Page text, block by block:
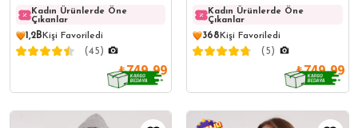
Fermuarlı Haki Dik Yaka
Sweatshirt
Kadın Ürünlerde Öne
Çıkanlar
Kadın Ürünlerde Öne
Çıkanlar
1,2B Kişi Favoriledi
(45)
₺749,99
Fermuarlı Gri Dik Yaka
Sweatshirt
Kadın Ürünlerde Öne
Çıkanlar
368 Kişi Favoriledi
(5)
₺749,99